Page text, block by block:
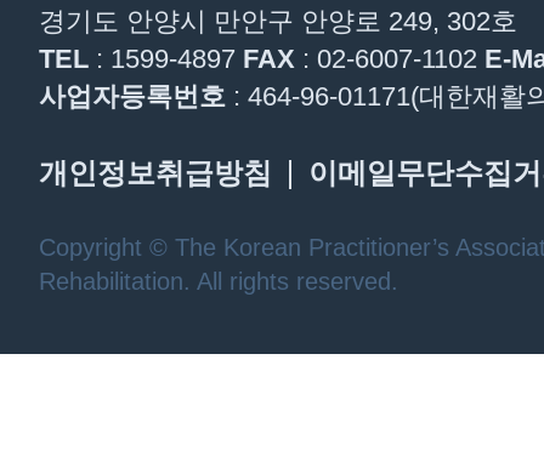
경기도 안양시 만안구 안양로 249, 302호
TEL : 1599-4897 FAX : 02-6007-1102 E-
사업자등록번호 : 464-96-01171(대한재활
개인정보취급방침 이메일무단수집
Copyright © The Korean Practitioner’s
Rehabilitation. All rights reserved.